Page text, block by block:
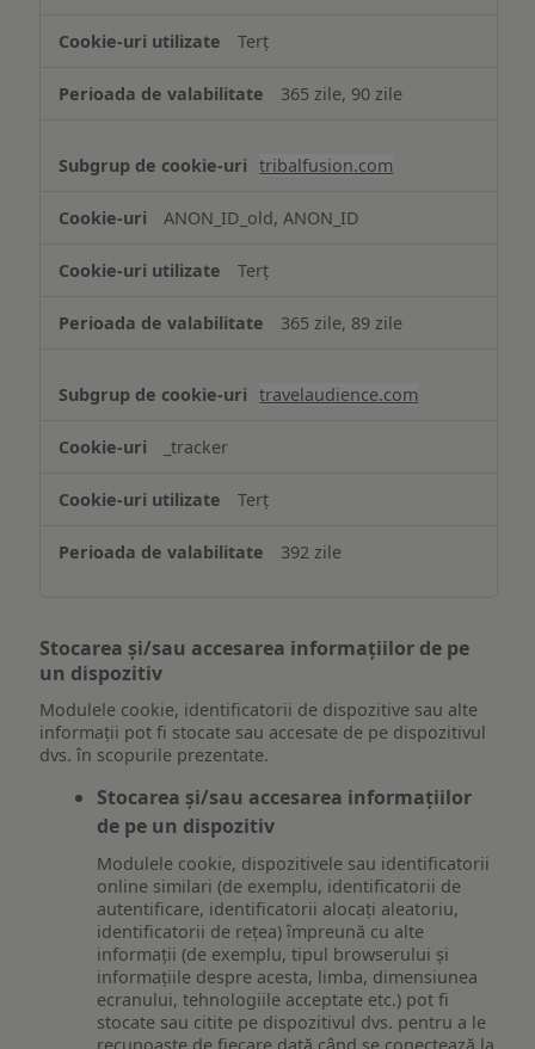
Terț
365 zile, 90 zile
tribalfusion.com
ANON_ID_old, ANON_ID
Terț
365 zile, 89 zile
travelaudience.com
_tracker
Terț
392 zile
Stocarea și/sau accesarea informațiilor de pe
un dispozitiv
Modulele cookie, identificatorii de dispozitive sau alte
informații pot fi stocate sau accesate de pe dispozitivul
dvs. în scopurile prezentate.
Stocarea și/sau accesarea informațiilor
de pe un dispozitiv
Modulele cookie, dispozitivele sau identificatorii
online similari (de exemplu, identificatorii de
autentificare, identificatorii alocați aleatoriu,
identificatorii de rețea) împreună cu alte
informații (de exemplu, tipul browserului și
informațiile despre acesta, limba, dimensiunea
ecranului, tehnologiile acceptate etc.) pot fi
stocate sau citite pe dispozitivul dvs. pentru a le
recunoaște de fiecare dată când se conectează la